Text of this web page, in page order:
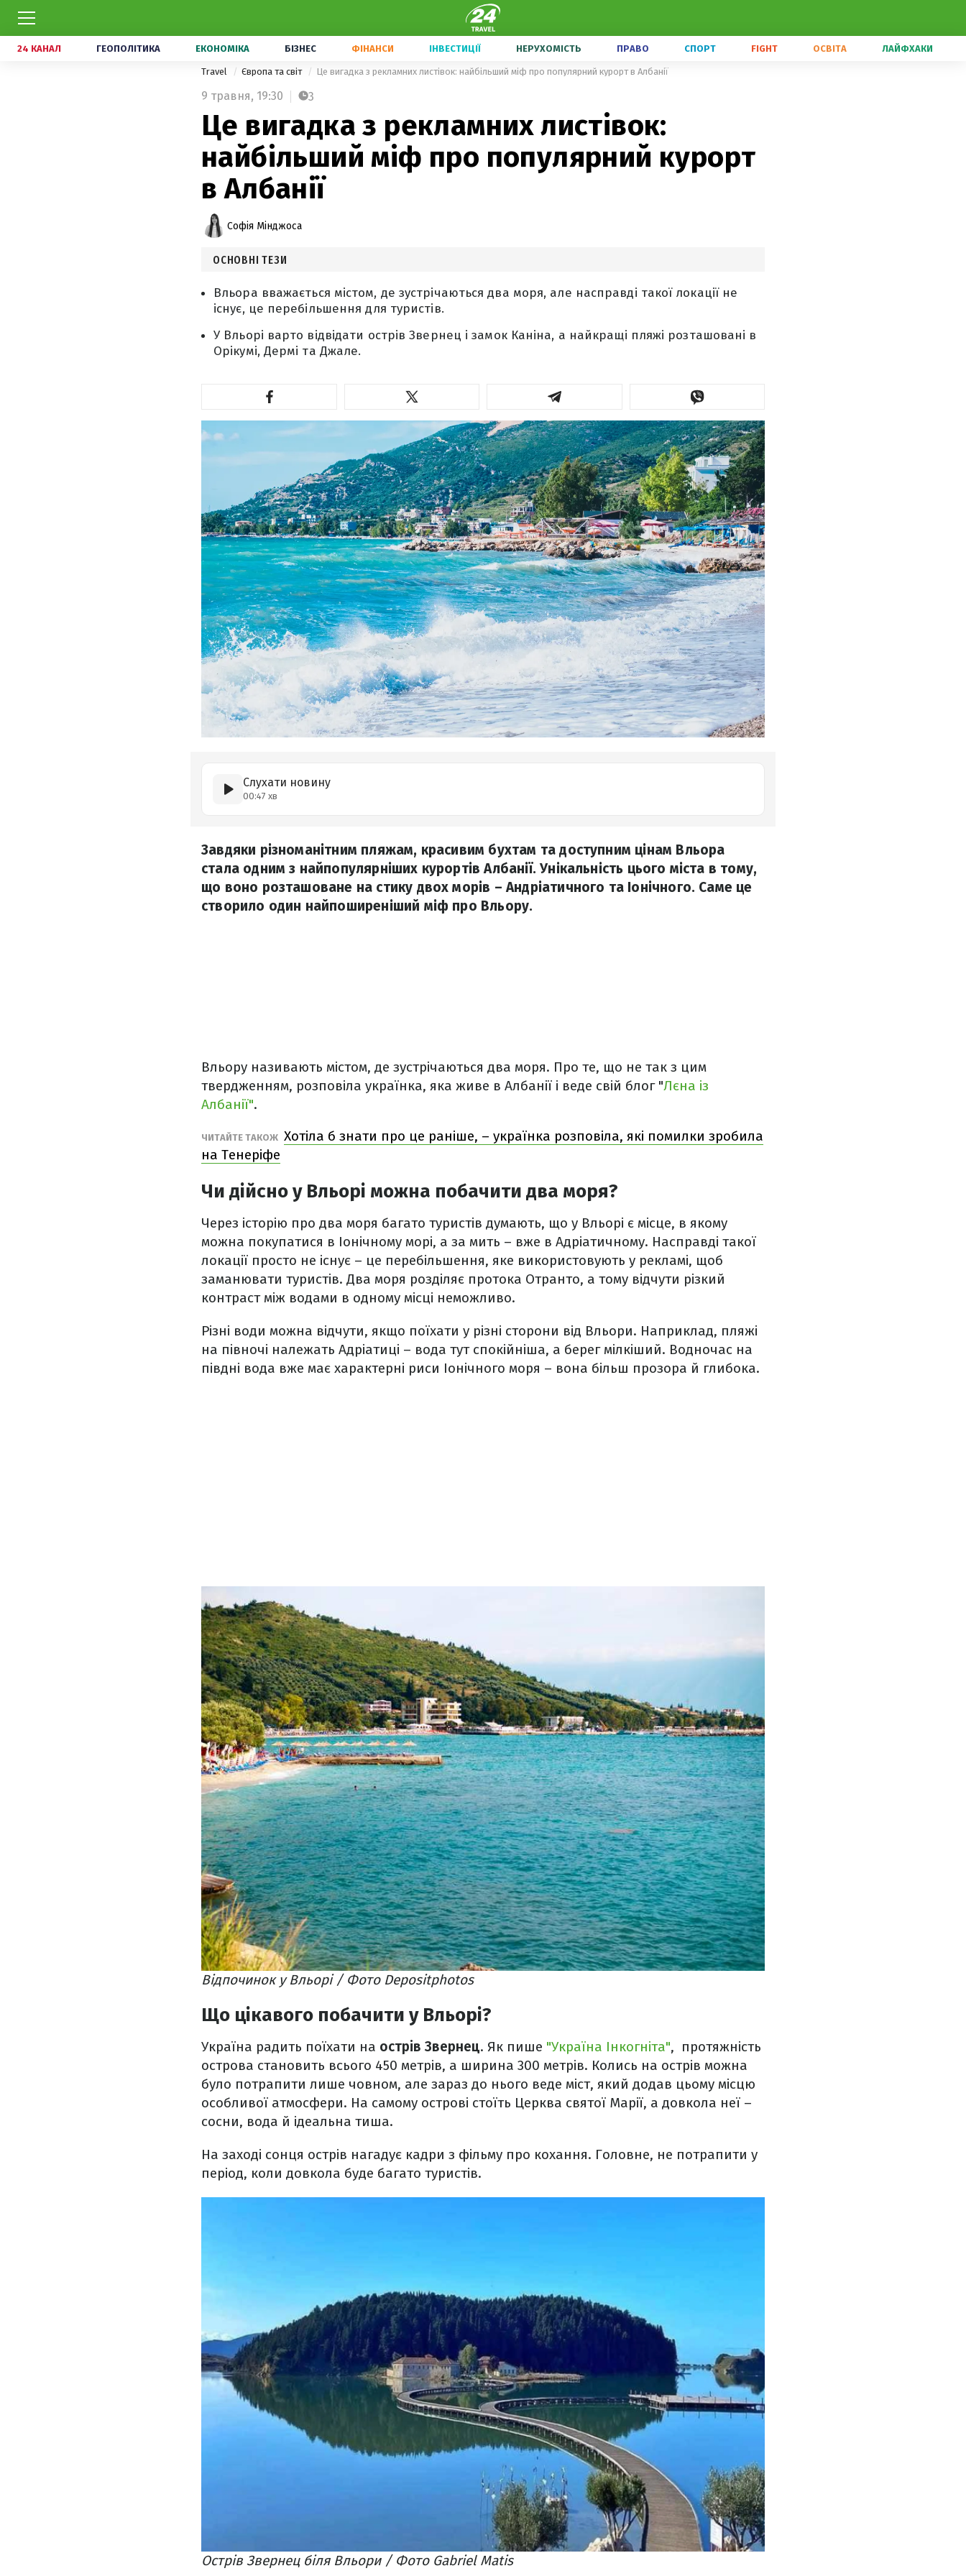
24 КАНАЛ ГЕОПОЛІТИКА ЕКОНОМІКА БІЗНЕС ФІНАНСИ ІНВЕСТИЦІЇ НЕРУХОМІСТЬ ПРАВО СПОРТ FIGHT ОСВІТА ЛАЙФХАКИ
Travel Європа та світ Це вигадка з рекламних листівок: найбільший міф про популярний курорт в Албанії
9 травня, 19:30 3
Це вигадка з рекламних листівок:
найбільший міф про популярний курорт
в Албанії
Софія Мінджоса
ОСНОВНІ ТЕЗИ
Вльора вважається містом, де зустрічаються два моря, але насправді такої локації не
існує, це перебільшення для туристів.
У Вльорі варто відвідати острів Звернец і замок Каніна, а найкращі пляжі розташовані в
Орікумі, Дермі та Джале.
Слухати новину
00:47 хв
Завдяки різноманітним пляжам, красивим бухтам та доступним цінам Вльора
стала одним з найпопулярніших курортів Албанії. Унікальність цього міста в тому,
що воно розташоване на стику двох морів – Андріатичного та Іонічного. Саме це
створило один найпоширеніший міф про Вльору.
Вльору називають містом, де зустрічаються два моря. Про те, що не так з цим
твердженням, розповіла українка, яка живе в Албанії і веде свій блог "Лєна із
Албанії".
ЧИТАЙТЕ ТАКОЖ Хотіла б знати про це раніше, – українка розповіла, які помилки зробила
на Тенеріфе
Чи дійсно у Вльорі можна побачити два моря?
Через історію про два моря багато туристів думають, що у Вльорі є місце, в якому
можна покупатися в Іонічному морі, а за мить – вже в Адріатичному. Насправді такої
локації просто не існує – це перебільшення, яке використовують у рекламі, щоб
заманювати туристів. Два моря розділяє протока Отранто, а тому відчути різкий
контраст між водами в одному місці неможливо.
Різні води можна відчути, якщо поїхати у різні сторони від Вльори. Наприклад, пляжі
на півночі належать Адріатиці – вода тут спокійніша, а берег мілкіший. Водночас на
півдні вода вже має характерні риси Іонічного моря – вона більш прозора й глибока.
Відпочинок у Вльорі / Фото Depositphotos
Що цікавого побачити у Вльорі?
Україна радить поїхати на острів Звернец. Як пише "Україна Інкогніта", протяжність
острова становить всього 450 метрів, а ширина 300 метрів. Колись на острів можна
було потрапити лише човном, але зараз до нього веде міст, який додав цьому місцю
особливої атмосфери. На самому острові стоїть Церква святої Марії, а довкола неї –
сосни, вода й ідеальна тиша.
На заході сонця острів нагадує кадри з фільму про кохання. Головне, не потрапити у
період, коли довкола буде багато туристів.
Острів Звернец біля Вльори / Фото Gabriel Matis